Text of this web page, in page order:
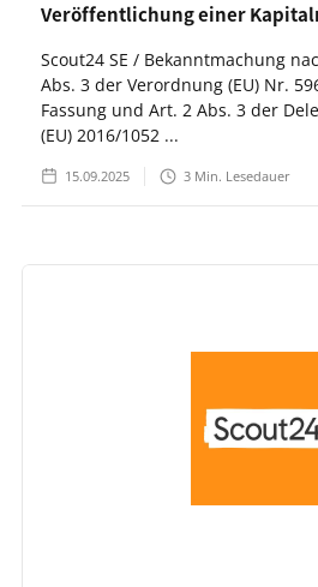
Veröffentlichung einer
Scout24 SE / Bekanntmachung
Abs. 3 der Verordnung (EU) Nr.
Fassung und Art. 2 Abs. 3 der
(EU) 2016/1052 ...
15.09.2025 3 Min. Lesedauer